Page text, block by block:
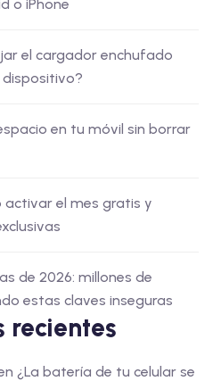
o iPhone
el cargador enchufado
en tu móvil sin borrar
activar el mes gratis y
de 2026: millones de
estas claves inseguras
recientes
¿La batería de tu celular se